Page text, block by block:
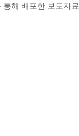
통해 배포한 보도자